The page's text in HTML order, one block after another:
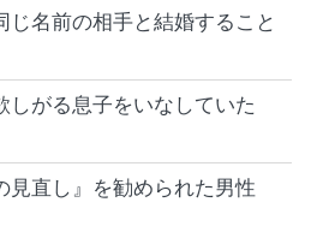
じ名前の相手と結婚すること
しがる息子をいなしていた
見直し』を勧められた男性